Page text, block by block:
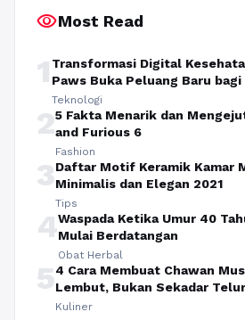
visibilityMost Read
1 Transformasi Digital
Paws Buka Peluang Baru
Teknologi
25 Fakta Menarik dan
and Furious 6
Fashion
3Daftar Motif Keramik Kamar
Minimalis dan Elegan 2021
Tips
4Waspada Ketika Umur 40
Mulai Berdatangan
Obat Herbal
54 Cara Membuat Chawan
Lembut, Bukan Sekadar
Kuliner